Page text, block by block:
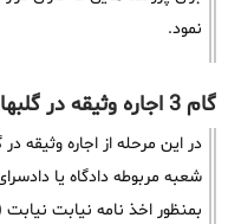
نمود.
گام 3 اجاره وثیقه در گلبهار (مراجعه به شعبه)
در این مرحله از اجاره وثیقه
شعبه مربوطه دادگاه یا
بمنظور اخذ نامه نیابت